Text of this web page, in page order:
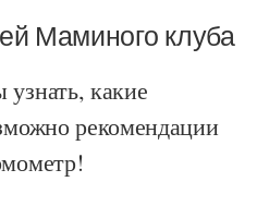
Маминого клуба
какие
рекомендации